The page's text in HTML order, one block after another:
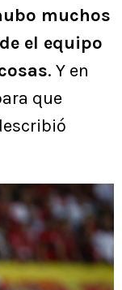
muchos
el equipo
. Y en
que